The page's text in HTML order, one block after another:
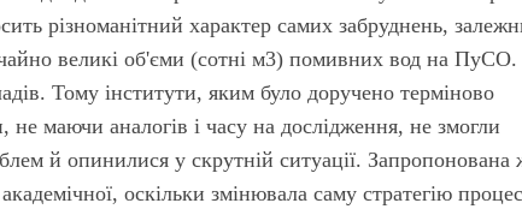
різноманітний характер самих забруднень,
великі об'єми (сотні м3) помивних вод на ПуСО.
Тому інститути, яким було доручено терміново
не маючи аналогів і часу на дослідження, не змогли
й опинилися у скрутній ситуації. Запропонована
оскільки змінювала саму стратегію